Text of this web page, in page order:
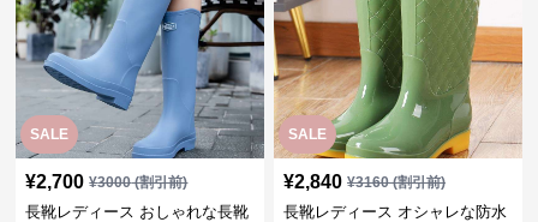
SALE
¥2,700 ¥3000(割引前)
長靴レディース おしゃれな長靴
SALE
¥2,840 ¥3160(割引前)
長靴レディース オシャレな防水